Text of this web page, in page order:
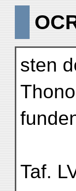
sten
Taf.